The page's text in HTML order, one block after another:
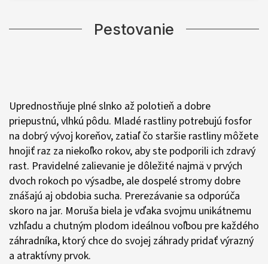
Pestovanie
Uprednostňuje plné slnko až polotieň a dobre
priepustnú, vlhkú pôdu. Mladé rastliny potrebujú fosfor
na dobrý vývoj koreňov, zatiaľ čo staršie rastliny môžete
hnojiť raz za niekoľko rokov, aby ste podporili ich zdravý
rast. Pravidelné zalievanie je dôležité najmä v prvých
dvoch rokoch po výsadbe, ale dospelé stromy dobre
znášajú aj obdobia sucha. Prerezávanie sa odporúča
skoro na jar. Moruša biela je vďaka svojmu unikátnemu
vzhľadu a chutným plodom ideálnou voľbou pre každého
záhradníka, ktorý chce do svojej záhrady pridať výrazný
a atraktívny prvok.